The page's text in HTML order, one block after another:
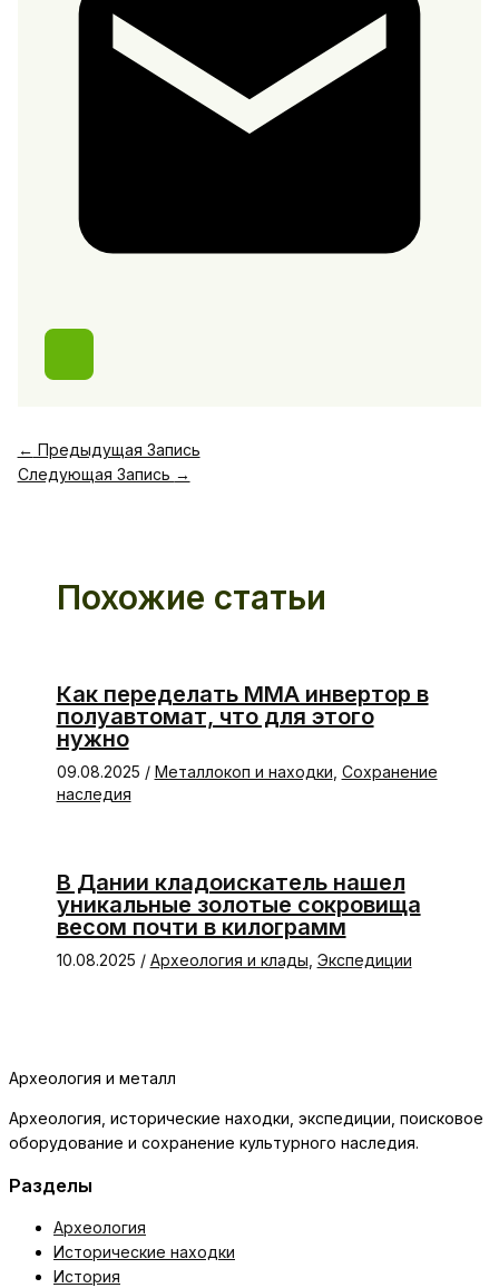
← Предыдущая Запись
Следующая Запись →
Похожие статьи
Как переделать ММА инвертор в
полуавтомат, что для этого
нужно
09.08.2025 / Металлокоп и находки Сохранение
наследия
В Дании кладоискатель нашел
уникальные золотые сокровища
весом почти в килограмм
10.08.2025 / Археология и клады Экспедиции
Археология и металл
Археология, исторические находки, экспедиции, поисковое
оборудование и сохранение культурного наследия.
Разделы
Археология
Исторические находки
История